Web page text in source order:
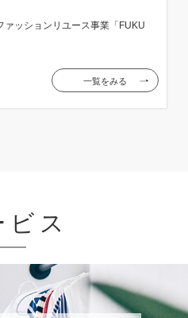
ッションリユース事業「FUKU
一覧をみる
ビス